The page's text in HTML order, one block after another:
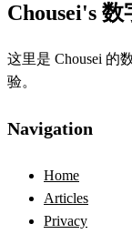
Chousei's 数
这里是 Chousei 的
验。
Navigation
Home
Articles
Privacy